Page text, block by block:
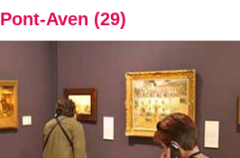
Pont-Aven (29)